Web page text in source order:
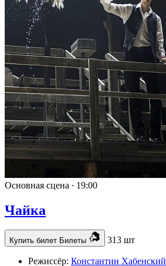
Основная сцена ∙ 19:00
Чайка
Купить билет Билеты 313 шт
Режиссёр: Константин Хабенский